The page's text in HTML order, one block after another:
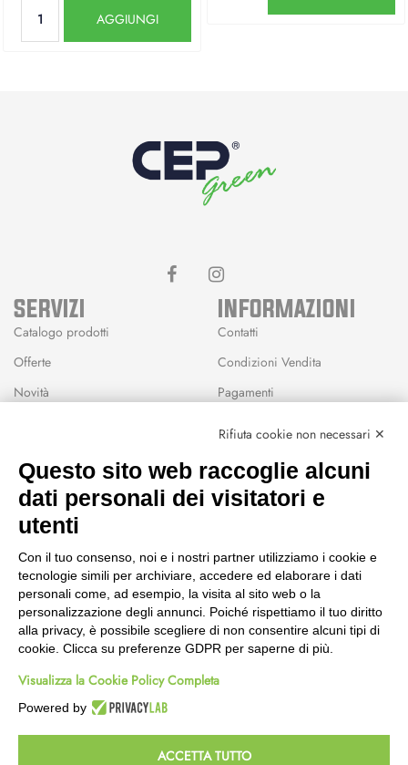
AGGIUNGI
SERVIZI
Catalogo prodotti
Offerte
Novità
Wishlist
INFORMAZIONI
Contatti
Condizioni Vendita
Pagamenti
CEP GREEN
Fanano (MO)
059 8676485
349 9202419
388 8659473
info@cepgreen.com
Orario
Dal lunedì al venerdì
8:00 – 12:30 / 13:30 - 19:00
8:30 – 12:30 / 15:30 - 19:00
Rifiuta cookie non necessari ✕
Questo sito web raccoglie alcuni
dati personali dei visitatori e
utenti
Con il tuo consenso, noi e i nostri partner utilizziamo i cookie e
tecnologie simili per archiviare, accedere ed elaborare i dati
personali come, ad esempio, la visita al sito web o la
personalizzazione degli annunci. Poiché rispettiamo il tuo diritto
alla privacy, è possibile scegliere di non consentire alcuni tipi di
cookie. Clicca su preferenze GDPR per saperne di più.
Visualizza la Cookie Policy Completa
Powered by
ACCETTA TUTTO